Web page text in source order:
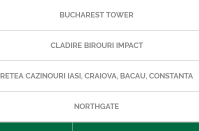
BUCHAREST TOWER
CLADIRE BIROURI IMPACT
RETEA CAZINOURI IASI, CRAIOVA, BACAU, CONSTANTA
NORTHGATE